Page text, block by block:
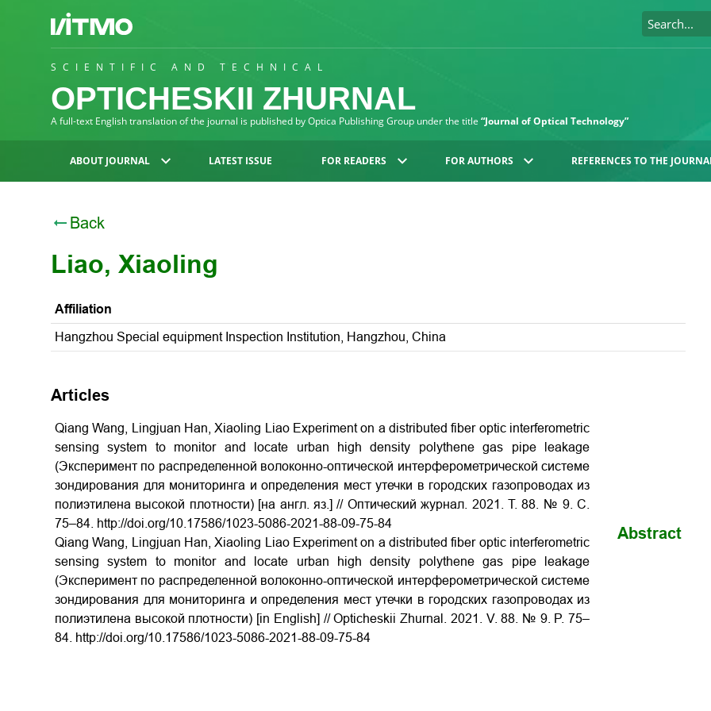
SCIENTIFIC AND TECHNICAL
OPTICHESKII ZHURNAL
A full-text English translation of the journal is published by Optica Publishing Group under the title “Journal of Optical Technology”
ABOUT JOURNAL LATEST ISSUE FOR READERS FOR AUTHORS REFERENCES TO THE
Back
Liao, Xiaoling
Affiliation
Hangzhou Special equipment Inspection Institution, Hangzhou, China
Articles
Qiang Wang, Lingjuan Han, Xiaoling Liao Experiment on a distributed fiber optic interferometric
sensing system to monitor and locate urban high density polythene gas pipe leakage
(Эксперимент по распределенной волоконно-оптической интерферометрической системе
зондирования для мониторинга и определения мест утечки в городских газопроводах из
полиэтилена высокой плотности) [на англ. яз.] // Оптический журнал. 2021. Т. 88. № 9. С.
75–84. http://doi.org/10.17586/1023-5086-2021-88-09-75-84
Qiang Wang, Lingjuan Han, Xiaoling Liao Experiment on a distributed fiber optic interferometric
sensing system to monitor and locate urban high density polythene gas pipe leakage
(Эксперимент по распределенной волоконно-оптической интерферометрической системе
зондирования для мониторинга и определения мест утечки в городских газопроводах из
полиэтилена высокой плотности) [in English] // Opticheskii Zhurnal. 2021. V. 88. № 9. P. 75–
84. http://doi.org/10.17586/1023-5086-2021-88-09-75-84
Abstract